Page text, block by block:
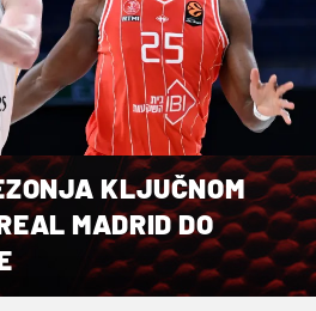
KLJUČNOM
MADRID DO